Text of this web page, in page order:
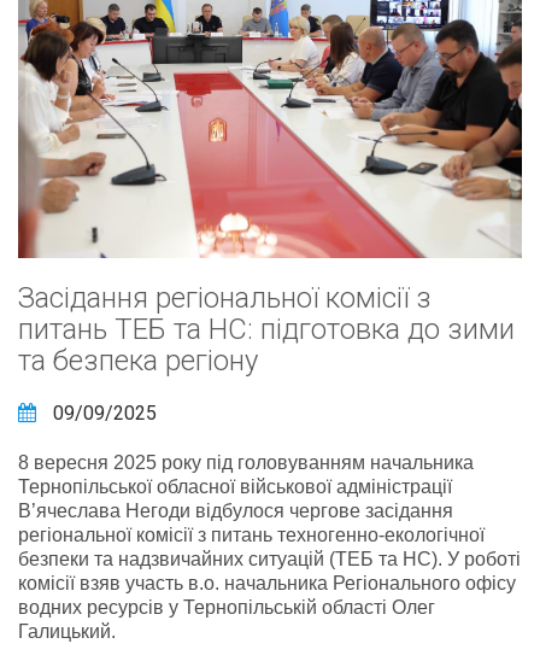
Засідання регіональної комісії з
питань ТЕБ та НС: підготовка до зими
та безпека регіону
09/09/2025
8 вересня 2025 року під головуванням начальника
Тернопільської обласної військової адміністрації
В’ячеслава Негоди відбулося чергове засідання
регіональної комісії з питань техногенно-екологічної
безпеки та надзвичайних ситуацій (ТЕБ та НС). У роботі
комісії взяв участь в.о. начальника Регіонального офісу
водних ресурсів у Тернопільській області Олег
Галицький.